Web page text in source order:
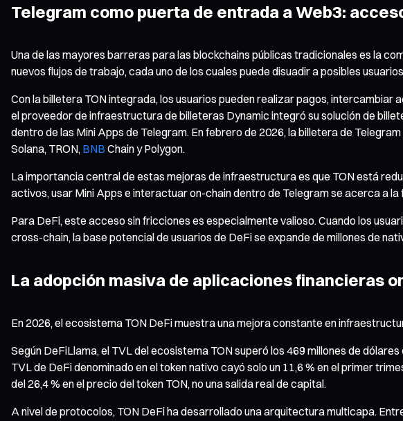
Telegram como puerta de entrada a Web3:
Una de las mayores barreras para las blockchains públicas tradicionales es la
nuevos flujos de trabajo, cada uno de los cuales puede disuadir a posibles
Con la billetera TON integrada, los usuarios pueden realizar pagos,
el proveedor de infraestructura de billeteras Dynamic integró su solución de
dentro de las Mini Apps de Telegram. En febrero de 2026, la billetera de
Solana, TRON, BNB Chain y Polygon.
La importancia central de estas mejoras de infraestructura es que TON está
activos, usar Mini Apps e interactuar on-chain dentro de Telegram se acerca a la
Para DeFi, este acceso sin fricciones es especialmente valioso. Cuando los
cross-chain, la base potencial de usuarios de DeFi se expande de millones de
La adopción masiva de aplicaciones financieras
En 2026, el ecosistema TON DeFi muestra una mejora constante en
Según DeFiLlama, el TVL del ecosistema TON superó los 469 millones de
TVL de DeFi denominado en el token nativo cayó solo un 11,6 % en el primer
del 26,4 % en el precio del token TON, no una salida real de capital.
A nivel de protocolos, TON DeFi ha desarrollado una arquitectura multicapa.